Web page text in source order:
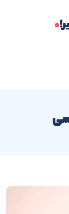
.